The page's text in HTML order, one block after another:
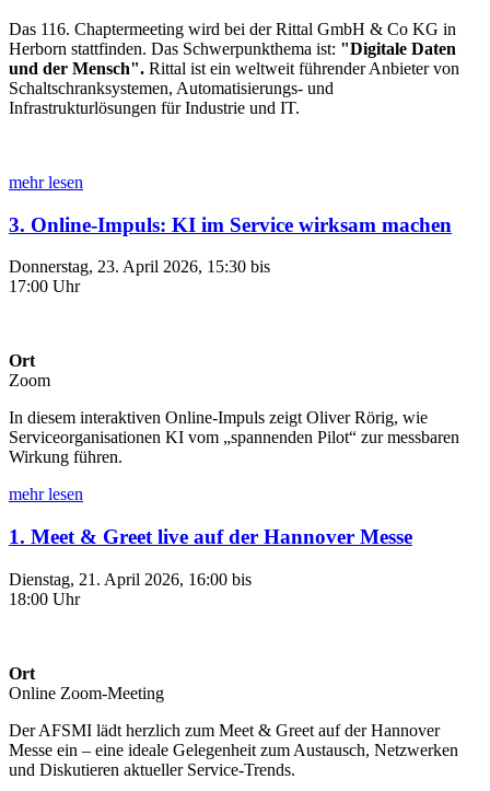
Das 116. Chaptermeeting wird bei der Rittal GmbH & Co KG in
Herborn stattfinden. Das Schwerpunkthema ist: "Digitale Daten
und der Mensch". Rittal ist ein weltweit führender Anbieter von
Schaltschranksystemen, Automatisierungs- und
Infrastrukturlösungen für Industrie und IT.
mehr lesen
3. Online-Impuls: KI im Service wirksam machen
Donnerstag, 23. April 2026, 15:30 bis
17:00 Uhr
Ort
Zoom
In diesem interaktiven Online-Impuls zeigt Oliver Rörig, wie
Serviceorganisationen KI vom „spannenden Pilot“ zur messbaren
Wirkung führen.
mehr lesen
1. Meet & Greet live auf der Hannover Messe
Dienstag, 21. April 2026, 16:00 bis
18:00 Uhr
Ort
Online Zoom-Meeting
Der AFSMI lädt herzlich zum Meet & Greet auf der Hannover
Messe ein – eine ideale Gelegenheit zum Austausch, Netzwerken
und Diskutieren aktueller Service-Trends.